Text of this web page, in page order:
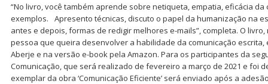
“No livro, você também aprende sobre netiqueta, empatia, eficácia
exemplos.⠀Apresento técnicas, discuto o papel da humanização na
antes e depois, formas de redigir melhores e-mails”, completa. O
pessoa que queira desenvolver a habilidade da comunicação
Aberje e na versão e-book pela Amazon. Para os participantes da
Comunicação, que será realizado de fevereiro a março de 2021 e foi
exemplar da obra ‘Comunicação Eficiente’ será enviado após a